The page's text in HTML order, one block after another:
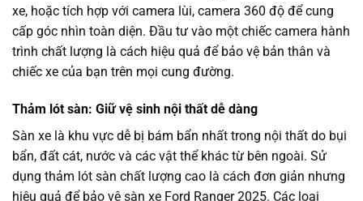
xe, hoặc tích hợp với camera lùi, camera 360 độ để cung
cấp góc nhìn toàn diện. Đầu tư vào một chiếc camera hành
trình chất lượng là cách hiệu quả để bảo vệ bản thân và
chiếc xe của bạn trên mọi cung đường.
Thảm lót sàn: Giữ vệ sinh nội thất dễ dàng
Sàn xe là khu vực dễ bị bám bẩn nhất trong nội thất do bụi
bẩn, đất cát, nước và các vật thể khác từ bên ngoài. Sử
dụng thảm lót sàn chất lượng cao là cách đơn giản nhưng
hiệu quả để bảo vệ sàn xe Ford Ranger 2025. Các loại